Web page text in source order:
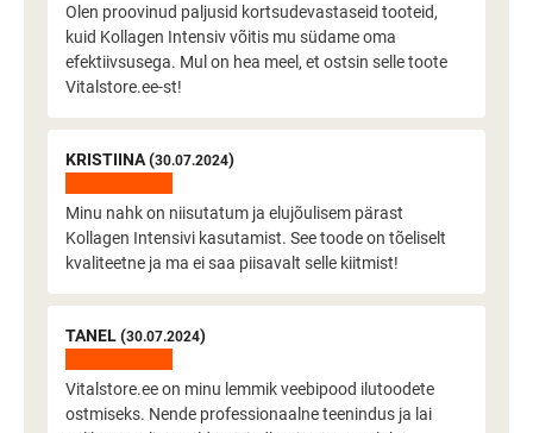
Olen proovinud paljusid kortsudevastaseid tooteid,
kuid Kollagen Intensiv võitis mu südame oma
efektiivsusega. Mul on hea meel, et ostsin selle toote
Vitalstore.ee-st!
KRISTIINA (30.07.2024)
Minu nahk on niisutatum ja elujõulisem pärast
Kollagen Intensivi kasutamist. See toode on tõeliselt
kvaliteetne ja ma ei saa piisavalt selle kiitmist!
TANEL (30.07.2024)
Vitalstore.ee on minu lemmik veebipood ilutoodete
ostmiseks. Nende professionaalne teenindus ja lai